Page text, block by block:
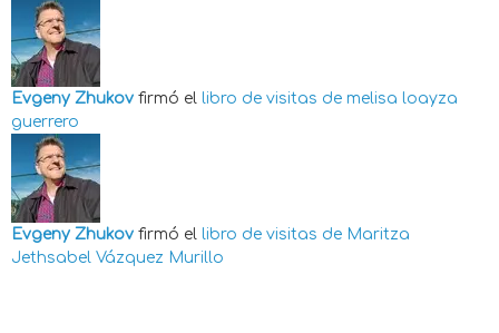
Evgeny Zhukov firmó el libro de visitas de melisa loayza
guerrero
Evgeny Zhukov firmó el libro de visitas de Maritza
Jethsabel Vázquez Murillo